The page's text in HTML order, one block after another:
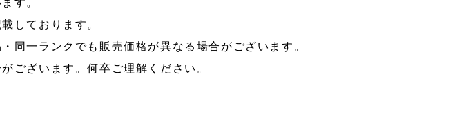
す。
しております。
同一ランクでも販売価格が異なる場合がございます。
ございます。何卒ご理解ください。